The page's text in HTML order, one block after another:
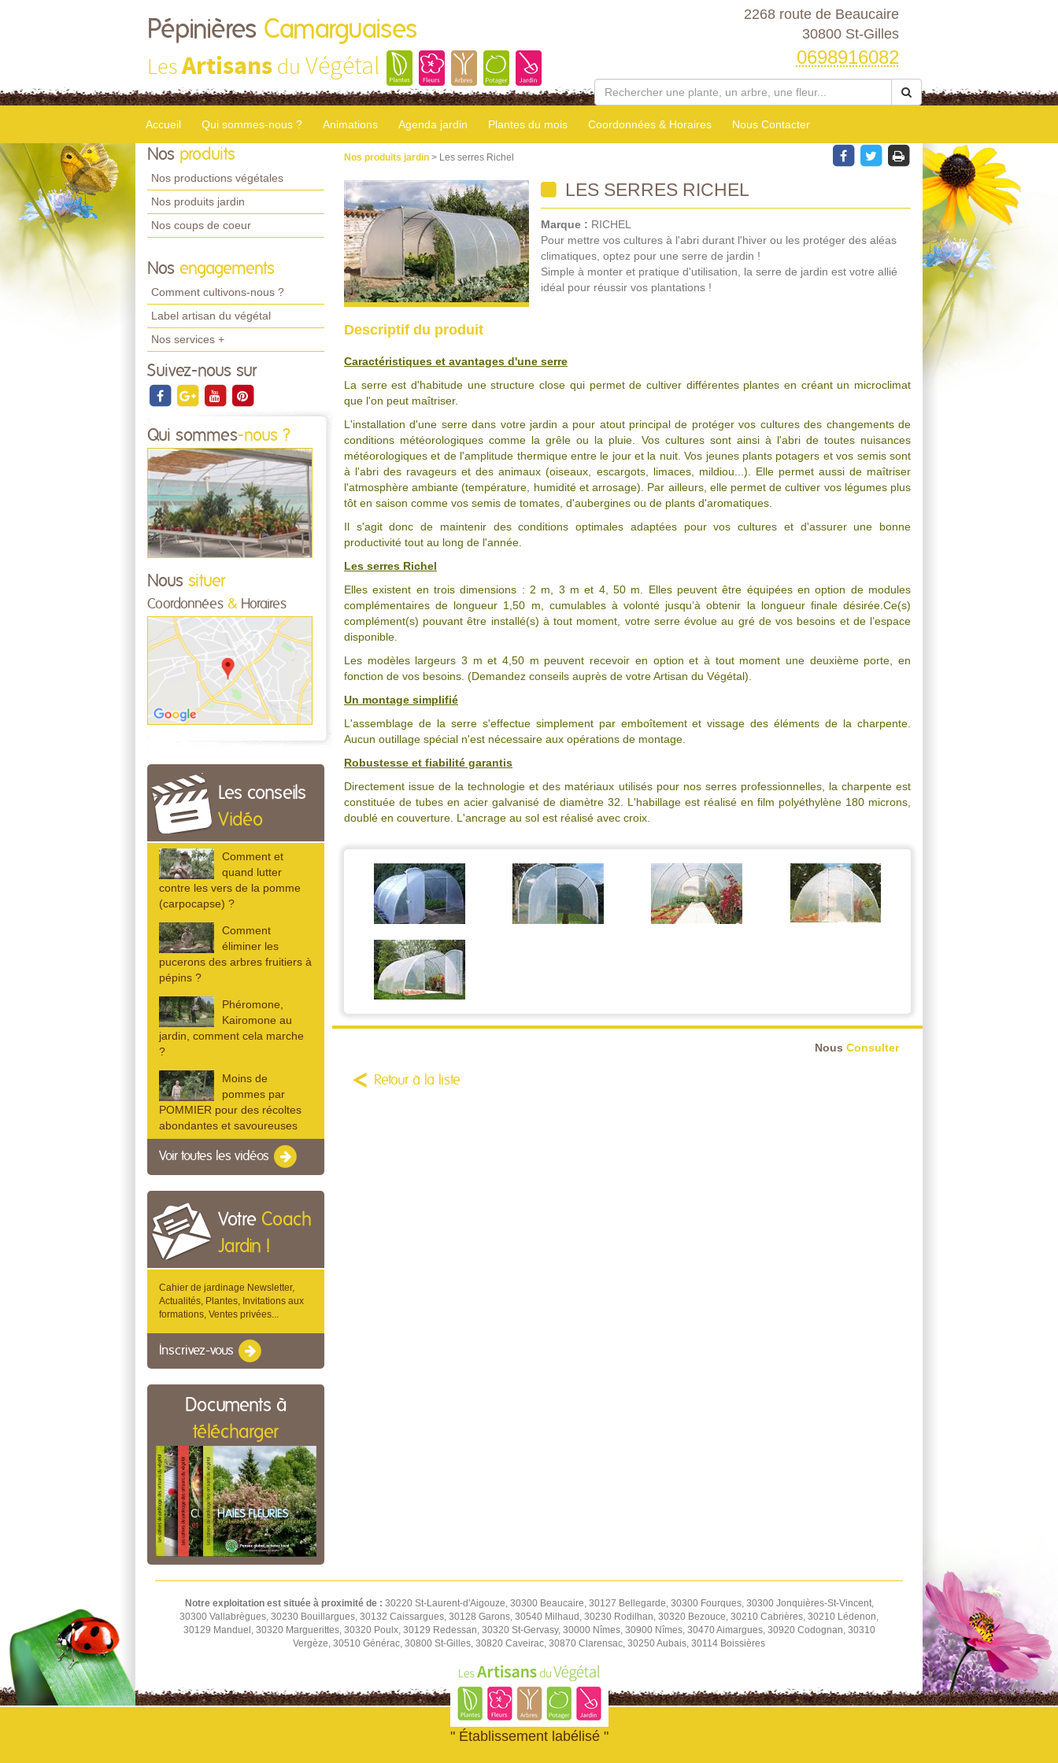
Pépinières Camarguaises
LesArtisans du Végétal
2268 route de Beaucaire
30800 St-Gilles
0698916082
Accueil Qui sommes-nous ? Animations Agenda jardin Plantes du mois Coordonnées & Horaires Nous Contacter
Nos produits
Nos productions végétales
Nos produits jardin
Nos coups de coeur
Nos engagements
Comment cultivons-nous ?
Label artisan du végétal
Nos services +
Suivez-nous sur
Qui sommes-nous ?
Nous situer
Coordonnées & Horaires
Les conseils
Vidéo
Comment et
quand lutter
contre les vers de la pomme
(carpocapse) ?
Comment
éliminer les
pucerons des arbres fruitiers à
pépins ?
Phéromone,
Kairomone au
jardin, comment cela marche
?
Moins de
pommes par
POMMIER pour des récoltes
abondantes et savoureuses
Voir toutes les vidéos
Votre Coach
Jardin !
Cahier de jardinage Newsletter,
Actualités, Plantes, Invitations aux
formations, Ventes privées...
Inscrivez-vous
Documents à
télécharger
Nos produits jardin > Les serres Richel
LES SERRES RICHEL
Marque : RICHEL
Pour mettre vos cultures à l'abri durant l'hiver ou les protéger des aléas
climatiques, optez pour une serre de jardin !
Simple à monter et pratique d'utilisation, la serre de jardin est votre allié
idéal pour réussir vos plantations !
Descriptif du produit
Caractéristiques et avantages d'une serre
La serre est d'habitude une structure close qui permet de cultiver différentes plantes en créant un microclimat
que l'on peut maîtriser.
L'installation d'une serre dans votre jardin a pour atout principal de protéger vos cultures des changements de
conditions météorologiques comme la grêle ou la pluie. Vos cultures sont ainsi à l'abri de toutes nuisances
météorologiques et de l'amplitude thermique entre le jour et la nuit. Vos jeunes plants potagers et vos semis sont
à l'abri des ravageurs et des animaux (oiseaux, escargots, limaces, mildiou...). Elle permet aussi de maîtriser
l'atmosphère ambiante (température, humidité et arrosage). Par ailleurs, elle permet de cultiver vos légumes plus
tôt en saison comme vos semis de tomates, d'aubergines ou de plants d'aromatiques.
Il s'agit donc de maintenir des conditions optimales adaptées pour vos cultures et d'assurer une bonne
productivité tout au long de l'année.
Les serres Richel
Elles existent en trois dimensions : 2 m, 3 m et 4, 50 m. Elles peuvent être équipées en option de modules
complémentaires de longueur 1,50 m, cumulables à volonté jusqu’à obtenir la longueur finale désirée.Ce(s)
complément(s) pouvant être installé(s) à tout moment, votre serre évolue au gré de vos besoins et de l’espace
disponible.
Les modèles largeurs 3 m et 4,50 m peuvent recevoir en option et à tout moment une deuxième porte, en
fonction de vos besoins. (Demandez conseils auprès de votre Artisan du Végétal).
Un montage simplifié
L'assemblage de la serre s'effectue simplement par emboîtement et vissage des éléments de la charpente.
Aucun outillage spécial n'est nécessaire aux opérations de montage.
Robustesse et fiabilité garantis
Directement issue de la technologie et des matériaux utilisés pour nos serres professionnelles, la charpente est
constituée de tubes en acier galvanisé de diamètre 32. L'habillage est réalisé en film polyéthylène 180 microns,
doublé en couverture. L'ancrage au sol est réalisé avec croix.
Nous Consulter
Retour à la liste
Notre exploitation est située à proximité de : 30220 St-Laurent-d'Aigouze, 30300 Beaucaire, 30127 Bellegarde, 30300 Fourques, 30300 Jonquières-St-Vincent,
30300 Vallabrègues, 30230 Bouillargues, 30132 Caissargues, 30128 Garons, 30540 Milhaud, 30230 Rodilhan, 30320 Bezouce, 30210 Cabrières, 30210 Lédenon,
30129 Manduel, 30320 Marguerittes, 30320 Poulx, 30129 Redessan, 30320 St-Gervasy, 30000 Nîmes, 30900 Nîmes, 30470 Aimargues, 30920 Codognan, 30310
Vergèze, 30510 Générac, 30800 St-Gilles, 30820 Caveirac, 30870 Clarensac, 30250 Aubais, 30114 Boissières
" Établissement labélisé "